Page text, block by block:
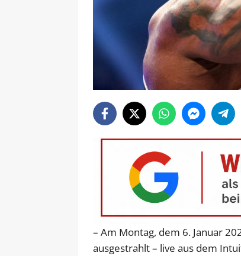
– Am Montag, dem 6. Januar
ausgestrahlt – live aus dem